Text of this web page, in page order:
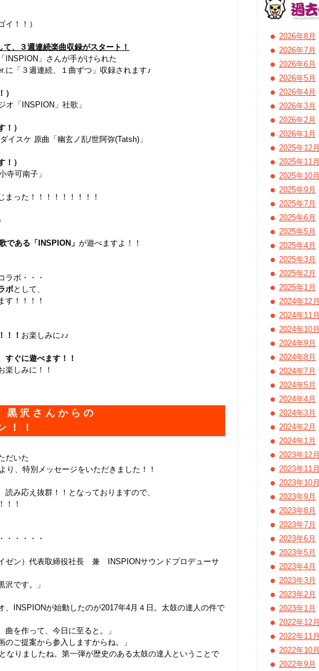
！！）
、３週連続楽曲収録がスタート！
INSPION」さんが手がけられた
に「３週連続、１曲ずつ」収録されます♪
「INSPION」社歌」
！）
スケ 原曲「幽玄ノ乱/世阿弥(Tatsh)」
！）
可南子」
った！！！！！！！！！
である「INSPION」 が遊べますよ！！
ラボ・・・
ボとして、
す！！！！
！！ お楽しみに♪♪
すぐに遊べます！！
楽しみに！！
黒沢さんからの
！！
だいた
り、特別メッセージをいただきました！！
み応え抜群！！となっておりますので、
！！
・・・・・
ゼン）代表取締役社長 兼 INSPIONサウンドプロデューサ
沢です。」
、INSPIONが始動したのが2017年4月４日。太鼓の達人の件で
曲を作って、今日に至ると。」
のご提案から参入しますからね。」
なりましたね。第一弾が歴史のある太鼓の達人ということで
2026年8月
2026年7月
2026年6月
2026年5月
2026年4月
2026年3月
2026年2月
2026年1月
2025年12月
2025年11月
2025年10月
2025年9月
2025年7月
2025年6月
2025年5月
2025年4月
2025年3月
2025年2月
2025年1月
2024年12月
2024年11月
2024年10月
2024年9月
2024年8月
2024年7月
2024年5月
2024年4月
2024年3月
2024年2月
2024年1月
2023年12月
2023年11月
2023年10月
2023年9月
2023年8月
2023年7月
2023年6月
2023年5月
2023年4月
2023年3月
2023年2月
2023年1月
2022年12月
2022年11月
2022年10月
2022年9月